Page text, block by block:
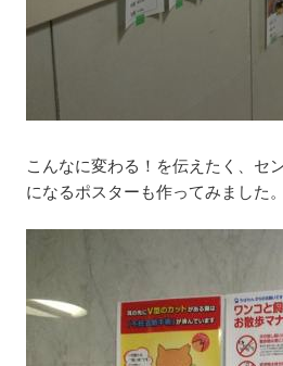
こんなに変わる！を伝えたく、セ
になるポスターも作ってみました。